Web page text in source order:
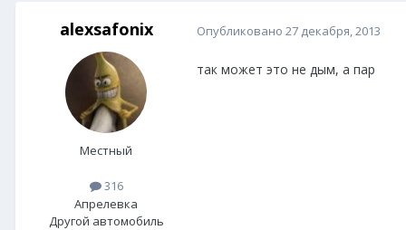
alexsafonix
Местный
316
Апрелевка
Другой автомобиль
Опубликовано 27 декабря, 2013
так может это не дым, а пар